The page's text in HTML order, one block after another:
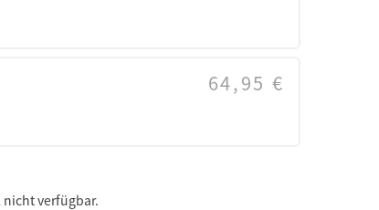
64,95 €
verfügbar.